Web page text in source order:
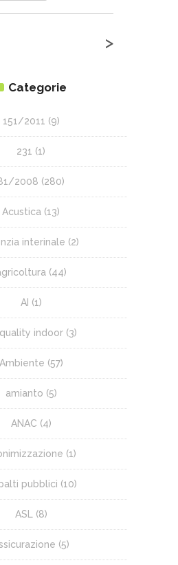
>
Categorie
151/2011 (9)
231 (1)
2008 (280)
Acustica (13)
interinale (2)
(44)
AI (1)
indoor(3)
Ambiente (57)
amianto (5)
ANAC (4)
(1)
pubblici (10)
ASL (8)
(5)